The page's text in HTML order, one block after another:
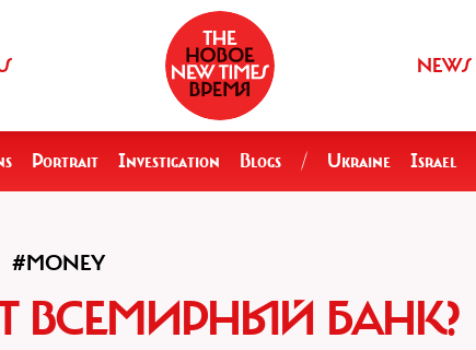
NEWS
Portrait Investigation Blogs / Ukraine Israel
#MONEY
ВСЕМИРНЫЙ БАНК?